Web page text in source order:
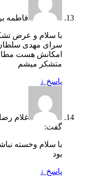
فاطمه
با سلام و عرض
سرای مهدی سلطان
امکانش هست
متشکر میشم
پاسخ ↓
غلام
گفت:
با سلام وخسته
بود
پاسخ ↓